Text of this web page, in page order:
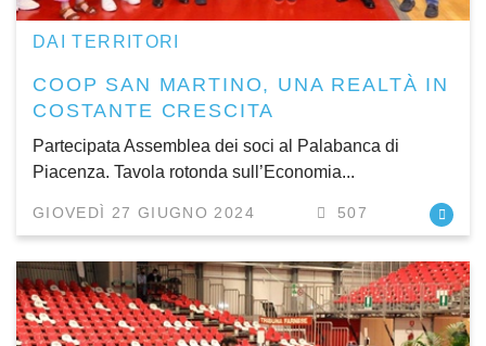
DAI TERRITORI
COOP SAN MARTINO, UNA REALTÀ IN
COSTANTE CRESCITA
Partecipata Assemblea dei soci al Palabanca di
Piacenza. Tavola rotonda sull’Economia...
GIOVEDÌ 27 GIUGNO 2024 507